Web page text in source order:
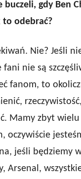
buczeli, gdy Ben
to odebrać?
Nie? Jeśli
nie są
fanom, to
Mamy zbyt
oczywiście
jeśli będziemy
Arsenal,